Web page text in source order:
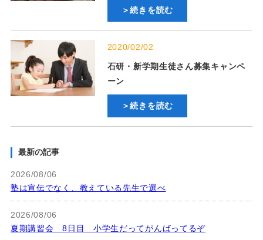
＞続きを読む
2020/02/02
石研・新学期生徒さん募集キャンペ
ーン
＞続きを読む
最新の記事
2026/08/06
塾は宣伝でなく、教えている先生で選べ
2026/08/06
夏期講習会 8日目 小学生だってがんばってるぞ